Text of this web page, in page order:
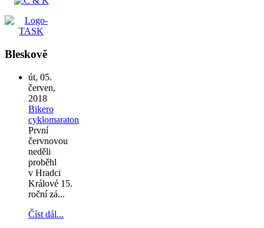
Bleskově
út, 05.
červen,
2018
Bikero
cyklomaraton
První
červnovou
neděli
proběhl
v Hradci
Králové 15.
roční zá...
Číst dál...